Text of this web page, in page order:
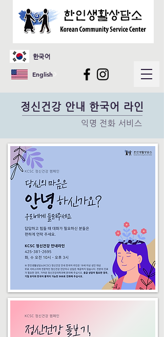
한국어
English
정신건강 안내 한국어 라인
익명 전화 서비스